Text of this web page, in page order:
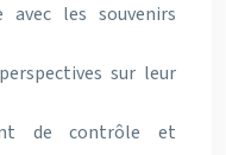
avec les souvenirs
sur leur
de contrôle et